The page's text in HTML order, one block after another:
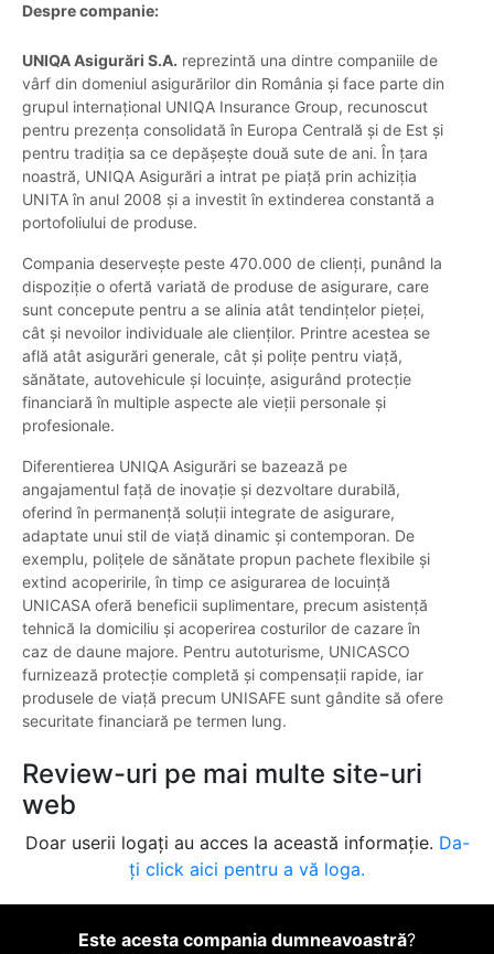
Despre companie:
UNIQA Asigurări S.A. reprezintă una dintre companiile de
vârf din domeniul asigurărilor din România și face parte din
grupul internațional UNIQA Insurance Group, recunoscut
pentru prezența consolidată în Europa Centrală și de Est și
pentru tradiția sa ce depășește două sute de ani. În țara
noastră, UNIQA Asigurări a intrat pe piață prin achiziția
UNITA în anul 2008 și a investit în extinderea constantă a
portofoliului de produse.
Compania deservește peste 470.000 de clienți, punând la
dispoziție o ofertă variată de produse de asigurare, care
sunt concepute pentru a se alinia atât tendințelor pieței,
cât și nevoilor individuale ale clienților. Printre acestea se
află atât asigurări generale, cât și polițe pentru viață,
sănătate, autovehicule și locuințe, asigurând protecție
financiară în multiple aspecte ale vieții personale și
profesionale.
Diferentierea UNIQA Asigurări se bazează pe
angajamentul față de inovație și dezvoltare durabilă,
oferind în permanență soluții integrate de asigurare,
adaptate unui stil de viață dinamic și contemporan. De
exemplu, polițele de sănătate propun pachete flexibile și
extind acoperirile, în timp ce asigurarea de locuință
UNICASA oferă beneficii suplimentare, precum asistență
tehnică la domiciliu și acoperirea costurilor de cazare în
caz de daune majore. Pentru autoturisme, UNICASCO
furnizează protecție completă și compensații rapide, iar
produsele de viață precum UNISAFE sunt gândite să ofere
securitate financiară pe termen lung.
Review-uri pe mai multe site-uri
web
Doar userii logați au acces la această informație. Da-
ți click aici pentru a vă loga.
Este acesta compania dumneavoastră?